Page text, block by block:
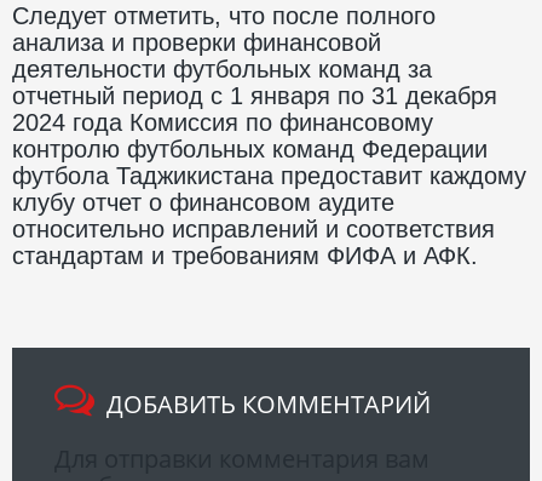
Следует отметить, что после полного
анализа и проверки финансовой
деятельности футбольных команд за
отчетный период с 1 января по 31 декабря
2024 года Комиссия по финансовому
контролю футбольных команд Федерации
футбола Таджикистана предоставит каждому
клубу отчет о финансовом аудите
относительно исправлений и соответствия
стандартам и требованиям ФИФА и АФК.
ДОБАВИТЬ КОММЕНТАРИЙ